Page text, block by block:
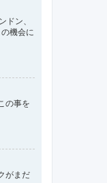
ドン、
機会に
の事を
がまだ